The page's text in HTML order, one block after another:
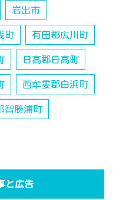
岩出市
町 有田郡広川町
日高郡日高町
西牟婁郡白浜町
智勝浦町
と広告